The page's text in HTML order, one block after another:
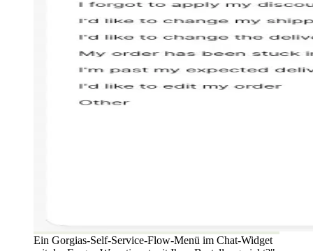
Ein Gorgias-Self-Service-Flow-Menü im Chat-Widget